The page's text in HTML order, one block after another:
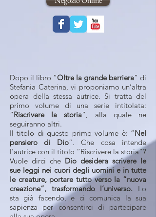
Dopo il libro “Oltre la grande barriera” di
Stefania Caterina, vi proponiamo un’altra
opera della stessa autrice. Si tratta del
primo volume di una serie intitolata:
“Riscrivere la storia”, alla quale ne
seguiranno altri.
Il titolo di questo primo volume è: “Nel
pensiero di Dio”. Che cosa intende
l’autrice con il titolo “Riscrivere la storia”?
Vuole dirci che Dio desidera scrivere le
sue leggi nei cuori degli uomini e in tutte
le creature, portare tutto verso la “nuova
creazione”, trasformando l’universo. Lo
sta già facendo, e ci comunica la sua
sapienza per consentirci di partecipare